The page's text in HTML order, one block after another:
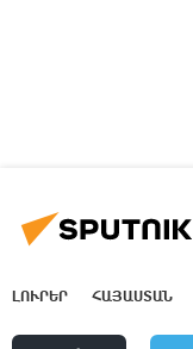
ԼՈՒՐԵՐ ՀԱՅԱՍՏԱՆ